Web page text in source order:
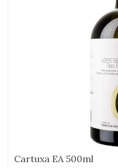
Cartuxa EA 500ml